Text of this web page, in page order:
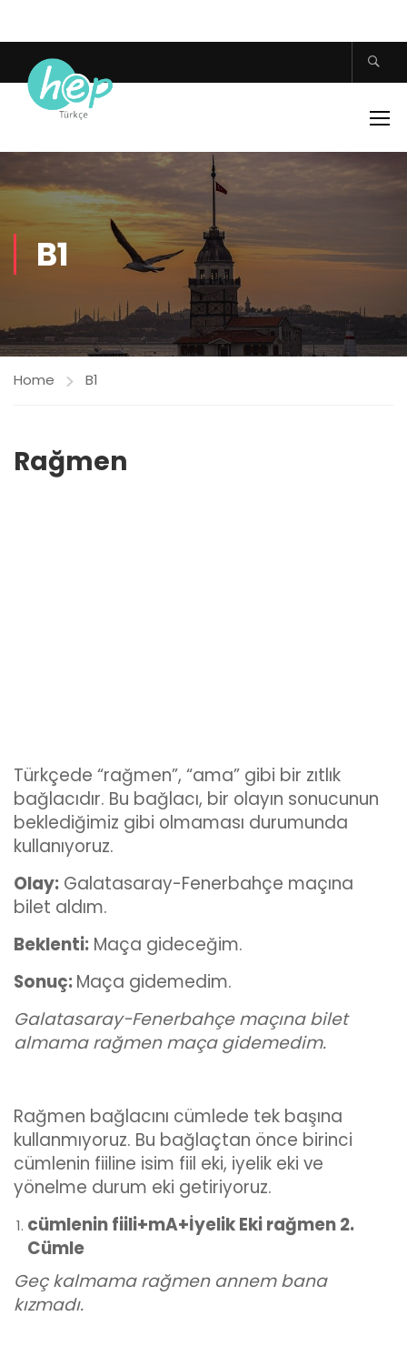
B1
Home B1
Rağmen
Türkçede “rağmen”, “ama” gibi bir zıtlık
bağlacıdır. Bu bağlacı, bir olayın sonucunun
beklediğimiz gibi olmaması durumunda
kullanıyoruz.
Olay: Galatasaray-Fenerbahçe maçına
bilet aldım.
Beklenti: Maça gideceğim.
Sonuç:Maça gidemedim.
Galatasaray-Fenerbahçe maçına bilet
almama rağmen maça gidemedim.
Rağmen bağlacını cümlede tek başına
kullanmıyoruz. Bu bağlaçtan önce birinci
cümlenin fiiline isim fiil eki, iyelik eki ve
yönelme durum eki getiriyoruz.
cümlenin fiili+mA+İyelik Eki rağmen 2.
Cümle
Geç kalmama rağmen annem bana
kızmadı.